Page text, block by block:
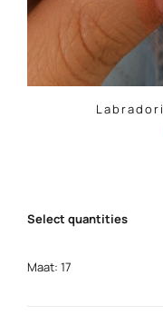
Select quantities
Maat: 17